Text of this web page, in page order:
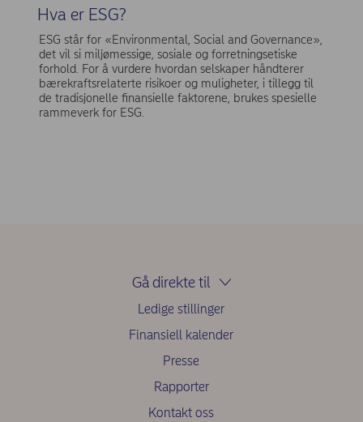
Hva er ESG?
ESG står for «Environmental, Social and Governance»,
det vil si miljømessige, sosiale og forretningsetiske
forhold. For å vurdere hvordan selskaper håndterer
bærekraftsrelaterte risikoer og muligheter, i tillegg til
de tradisjonelle finansielle faktorene, brukes spesielle
rammeverk for ESG.
Gå direkte til
Ledige stillinger
Finansiell kalender
Presse
Rapporter
Kontakt oss